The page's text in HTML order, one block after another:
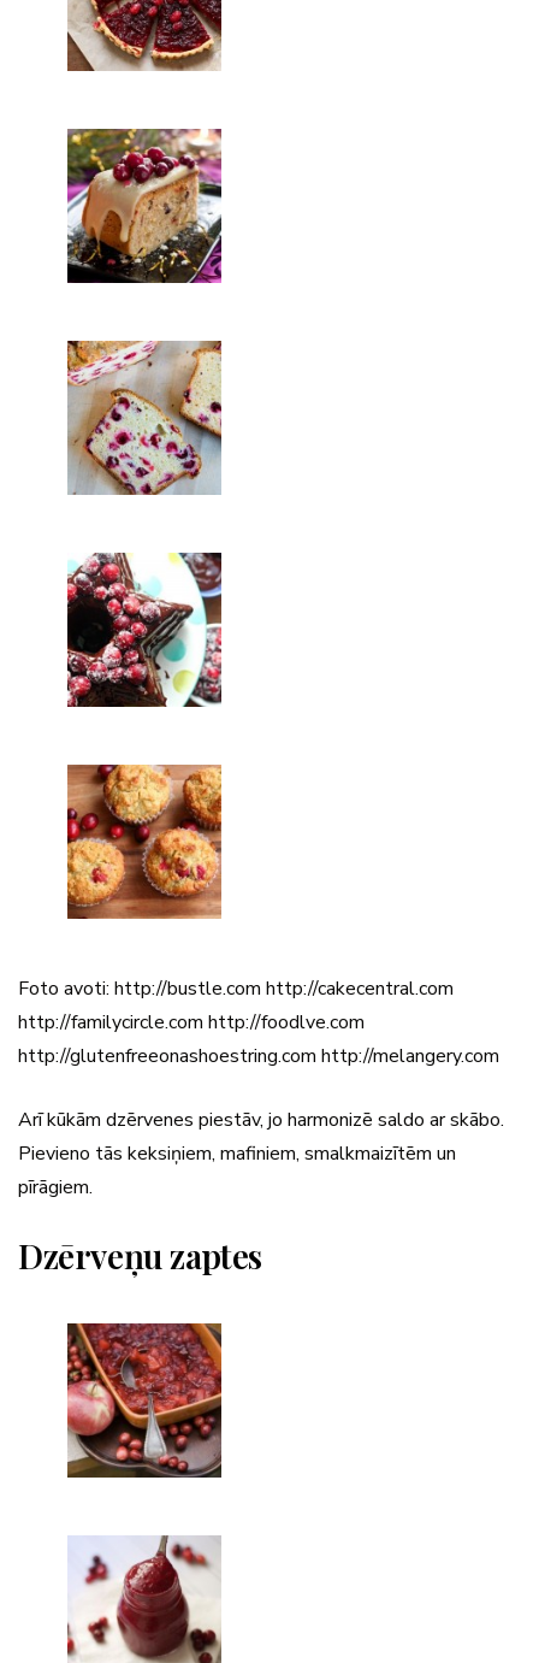
Foto avoti: http://bustle.com http://cakecentral.com
http://familycircle.com http://foodlve.com
http://glutenfreeonashoestring.com http://melangery.com
Arī kūkām dzērvenes piestāv, jo harmonizē saldo ar skābo.
Pievieno tās keksiņiem, mafiniem, smalkmaizītēm un
pīrāgiem.
Dzērveņu zaptes